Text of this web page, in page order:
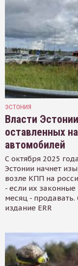
ЭСТОНИЯ
Власти
оставленных
автомобилей
С октября 2025
Эстонии начнет
возле КПП на
- если их
месяц -
издание ERR